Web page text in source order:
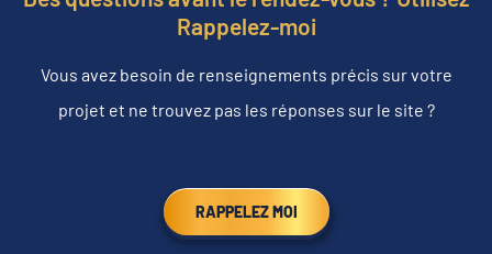
Rappelez-moi
Vous avez besoin de renseignements précis sur votre
projet et ne trouvez pas les réponses sur le site ?
RAPPELEZ MOI